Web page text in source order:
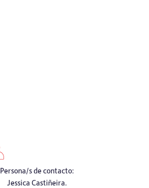
Persona/s de contacto:
Jessica Castiñeira.